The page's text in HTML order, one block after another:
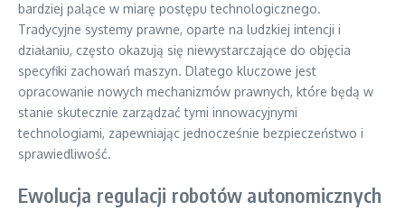
bardziej palące w miarę postępu technologicznego.
Tradycyjne systemy prawne, oparte na ludzkiej intencji i
działaniu, często okazują się niewystarczające do objęcia
specyfiki zachowań maszyn. Dlatego kluczowe jest
opracowanie nowych mechanizmów prawnych, które będą w
stanie skutecznie zarządzać tymi innowacyjnymi
technologiami, zapewniając jednocześnie bezpieczeństwo i
sprawiedliwość.
Ewolucja regulacji robotów autonomicznych